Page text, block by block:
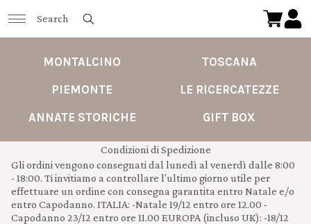
MONTALCINO
TOSCANA
PIEMONTE
LE RICERCATEZZE
ANNATE STORICHE
GIFT BOX
Condizioni di Spedizione
Gli ordini vengono consegnati dal lunedì al venerdì dalle 8:00
- 18:00. Ti invitiamo a controllare l'ultimo giorno utile per
effettuare un ordine con consegna garantita entro Natale e/o
entro Capodanno. ITALIA: -Natale 19/12 entro ore 12.00 -
Capodanno 23/12 entro ore 11.00 EUROPA (incluso UK): -18/12